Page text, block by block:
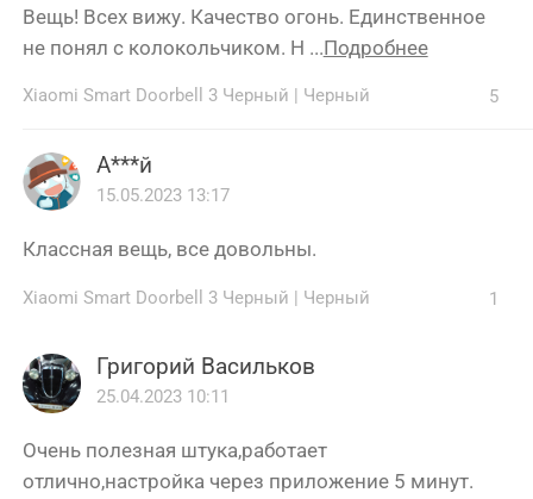
Вещь! Всех вижу. Качество огонь. Единственное
не понял с колокольчиком. Н ...Подробнее
Xiaomi Smart Doorbell 3 Черный | Черный 5
А***й
15.05.2023 13:17
Классная вещь, все довольны.
Xiaomi Smart Doorbell 3 Черный | Черный 1
Григорий Васильков
25.04.2023 10:11
Очень полезная штука,работает
отлично,настройка через приложение 5 минут.